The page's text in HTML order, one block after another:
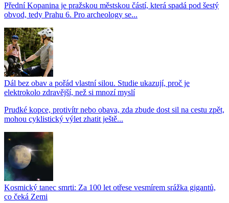
Přední Kopanina je pražskou městskou částí, která spadá pod šestý
obvod, tedy Prahu 6. Pro archeology se...
Dál bez obav a pořád vlastní silou. Studie ukazují, proč je
elektrokolo zdravější, než si mnozí myslí
Prudké kopce, protivítr nebo obava, zda zbude dost sil na cestu zpět,
mohou cyklistický výlet zhatit ještě...
Kosmický tanec smrti: Za 100 let otřese vesmírem srážka gigantů,
co čeká Zemi